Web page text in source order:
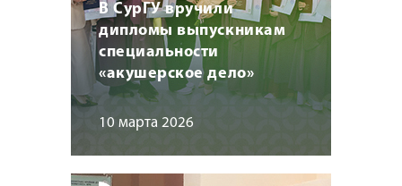
В СурГУ вручили
дипломы выпускникам
специальности
«акушерское дело»
10 марта 2026